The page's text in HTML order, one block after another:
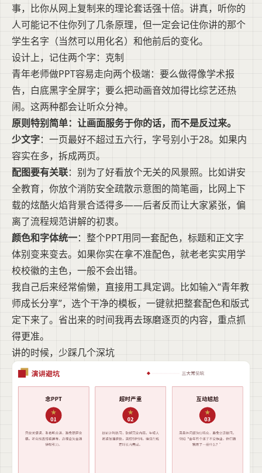
事，比你从网上复制来的理论套话强十倍。讲真，听你的
人可能记不住你列了几条原理，但一定会记住你讲的那个
学生名字（当然可以用化名）和他前后的变化。
设计上，记住两个字：克制
青年老师做PPT容易走向两个极端：要么做得像学术报
告，白底黑字全屏字；要么把动画音效加得比综艺还热
闹。这两种都会让听众分神。
原则特别简单：让画面服务于你的话，而不是反过来。
少文字：一页最好不超过五六行，字号别小于28。如果内
容实在多，拆成两页。
配图要有关联：别为了好看放个无关的风景照。比如讲安
全教育，你放个消防安全疏散示意图的简笔画，比网上下
载的炫酷火焰背景合适得多——后者反而让大家紧张，偏
离了流程规范讲解的初衷。
颜色和字体统一：整个PPT用同一套配色，标题和正文字
体别变来变去。如果你实在拿不准配色，就老老实实用学
校校徽的主色，一般不会出错。
我自己后来经常偷懒，直接用工具定调。比如输入“青年教
师成长分享”，选个干净的模板，一键就把整套配色和版式
定下来了。省出来的时间我再去琢磨逐页的内容，重点抓
得更准。
讲的时候，少踩几个深坑